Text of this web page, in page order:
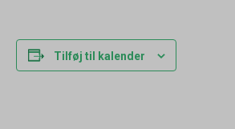
Tilføj til kalender